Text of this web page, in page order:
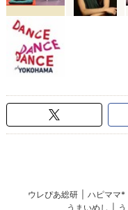
ウレぴあ総研 ハピママ*
うまいめし